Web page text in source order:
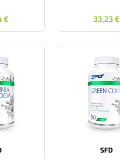
€
€ 33,23€
33,23 €
SFD